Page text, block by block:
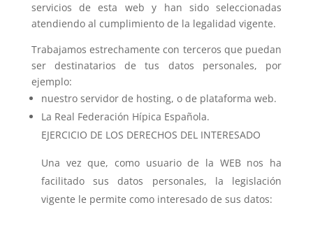
servicios de esta web y han sido seleccionadas
atendiendo al cumplimiento de la legalidad vigente.
Trabajamos estrechamente con terceros que puedan
ser destinatarios de tus datos personales, por
ejemplo:
nuestro servidor de hosting, o de plataforma web.
La Real Federación Hípica Española.
EJERCICIO DE LOS DERECHOS DEL INTERESADO
Una vez que, como usuario de la WEB nos ha
facilitado sus datos personales, la legislación
vigente le permite como interesado de sus datos: